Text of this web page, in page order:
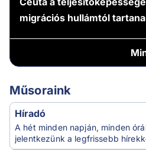
migrációs hullámtól
Műsoraink
Híradó
A hét minden napján, minden
jelentkezünk a legfrissebb